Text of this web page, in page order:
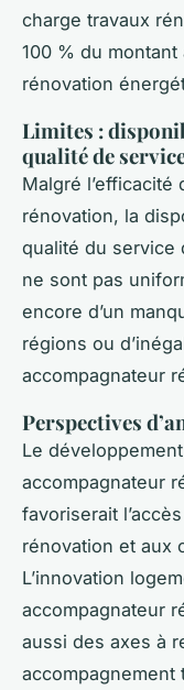
charge travaux
100 % du
rénovation
Limites :
qualité de
Malgré
rénovation, la
qualité du service
ne sont pas
encore d’un
régions ou
accompagnateur
Perspectives
Le
accompagnateur
favoriserait
rénovation et aux
L’innovation
accompagnateur
aussi des axes à
accompagnement